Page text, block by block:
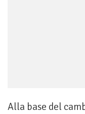
Alla base del